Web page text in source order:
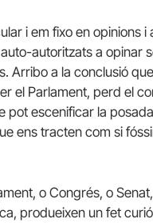
i em fixo en opinions
autoritzats a opinar
Arribo a la conclusió
el Parlament, perd el
escenificar la
ens tracten com si
o Congrés, o
produeixen un fet